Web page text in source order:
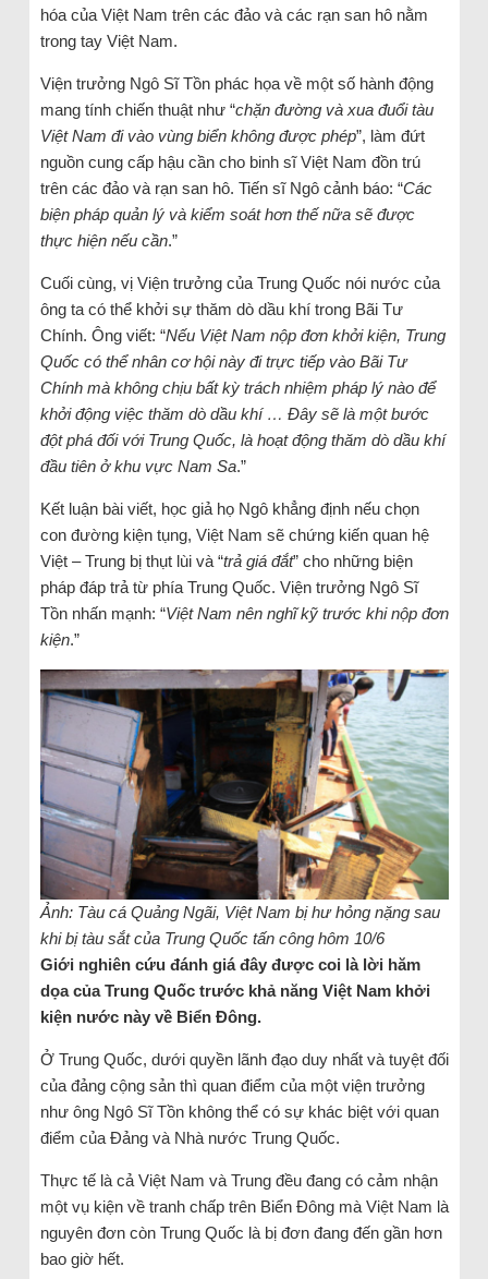
hóa của Việt Nam trên các đảo và các rạn san hô nằm
trong tay Việt Nam.
Viện trưởng Ngô Sĩ Tồn phác họa về một số hành động
mang tính chiến thuật như “chặn đường và xua đuổi tàu
Việt Nam đi vào vùng biển không được phép”, làm đứt
nguồn cung cấp hậu cần cho binh sĩ Việt Nam đồn trú
trên các đảo và rạn san hô. Tiến sĩ Ngô cảnh báo: “Các
biện pháp quản lý và kiểm soát hơn thế nữa sẽ được
thực hiện nếu cần.”
Cuối cùng, vị Viện trưởng của Trung Quốc nói nước của
ông ta có thể khởi sự thăm dò dầu khí trong Bãi Tư
Chính. Ông viết: “Nếu Việt Nam nộp đơn khởi kiện, Trung
Quốc có thể nhân cơ hội này đi trực tiếp vào Bãi Tư
Chính mà không chịu bất kỳ trách nhiệm pháp lý nào để
khởi động việc thăm dò dầu khí … Đây sẽ là một bước
đột phá đối với Trung Quốc, là hoạt động thăm dò dầu khí
đầu tiên ở khu vực Nam Sa.”
Kết luận bài viết, học giả họ Ngô khẳng định nếu chọn
con đường kiện tụng, Việt Nam sẽ chứng kiến quan hệ
Việt – Trung bị thụt lùi và “trả giá đắt” cho những biện
pháp đáp trả từ phía Trung Quốc. Viện trưởng Ngô Sĩ
Tồn nhấn mạnh: “Việt Nam nên nghĩ kỹ trước khi nộp đơn
kiện.”
Ảnh: Tàu cá Quảng Ngãi, Việt Nam bị hư hỏng nặng sau
khi bị tàu sắt của Trung Quốc tấn công hôm 10/6
Giới nghiên cứu đánh giá đây được coi là lời hăm
dọa của Trung Quốc trước khả năng Việt Nam khởi
kiện nước này về Biển Đông.
Ở Trung Quốc, dưới quyền lãnh đạo duy nhất và tuyệt đối
của đảng cộng sản thì quan điểm của một viện trưởng
như ông Ngô Sĩ Tồn không thể có sự khác biệt với quan
điểm của Đảng và Nhà nước Trung Quốc.
Thực tế là cả Việt Nam và Trung đều đang có cảm nhận
một vụ kiện về tranh chấp trên Biển Đông mà Việt Nam là
nguyên đơn còn Trung Quốc là bị đơn đang đến gần hơn
bao giờ hết.